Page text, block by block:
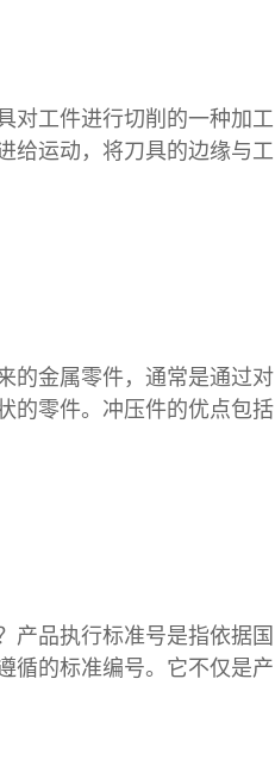
对工件进行切削的一种加工
给运动，将刀具的边缘与工
的金属零件，通常是通过对
的零件。冲压件的优点包括
产品执行标准号是指依据国
循的标准编号。它不仅是产